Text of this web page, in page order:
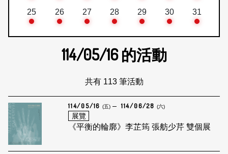
25 26 27 28 29 30 31
114/05/16的活動
共有 113 筆活動
114/05/16 (五) 114/06/28 (六)
展覽
《平衡的輪廓》李芷筠 張舫少芹 雙個展